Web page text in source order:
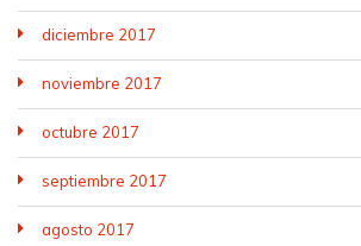
diciembre 2017
noviembre 2017
octubre 2017
septiembre 2017
agosto 2017